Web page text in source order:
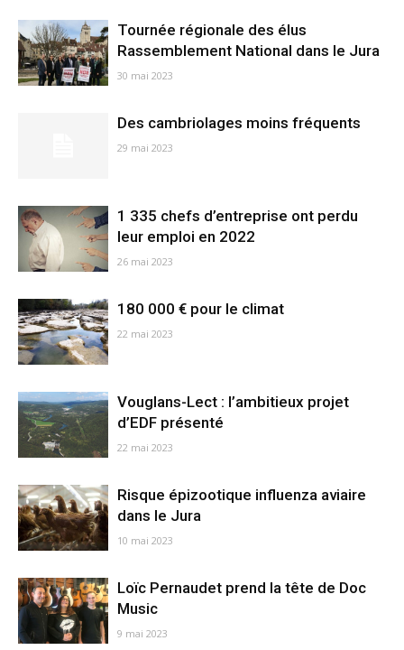
Tournée régionale des élus
Rassemblement National dans le Jura
30 mai 2023
Des cambriolages moins fréquents
29 mai 2023
1 335 chefs d’entreprise ont perdu
leur emploi en 2022
26 mai 2023
180 000 € pour le climat
22 mai 2023
Vouglans-Lect : l’ambitieux projet
d’EDF présenté
22 mai 2023
Risque épizootique influenza aviaire
dans le Jura
10 mai 2023
Loïc Pernaudet prend la tête de Doc
Music
9 mai 2023